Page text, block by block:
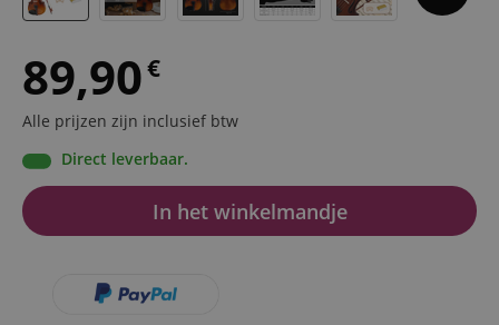
89,90€
Alle prijzen zijn inclusief btw
Direct leverbaar.
In het winkelmandje